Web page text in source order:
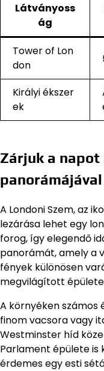
Látványoss
ág
Tower of Lon
don
Királyi ékszer
ek
Zárjuk a napot
panorámájával
A Londoni Szem, az
lezárása lehet egy
forog, így elegendő
panorámát, amely a
fények különösen
megvilágított
A környéken
finom vacsora vagy
Westminster híd
Parlament épülete is
érdemes egy esti